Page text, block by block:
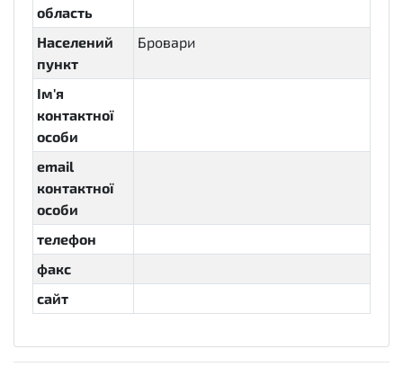
область
Населений
пункт
Бровари
Ім'я
контактної
особи
email
контактної
особи
телефон
факс
сайт